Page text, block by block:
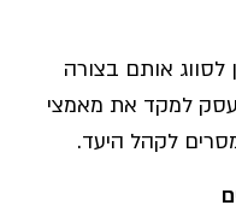
אותם בצורה
למקד את מאמצי
לקהל היעד.